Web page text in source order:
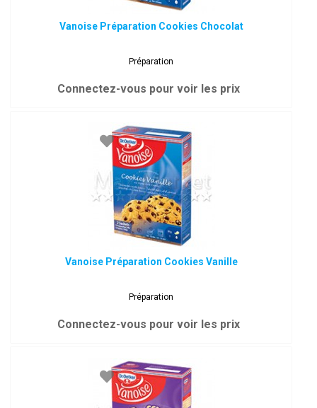
Vanoise Préparation Cookies Chocolat
Préparation
Connectez-vous pour voir les prix
Vanoise Préparation Cookies Vanille
Préparation
Connectez-vous pour voir les prix